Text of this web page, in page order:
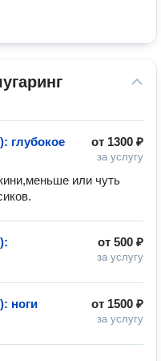
от 1300 ₽
за услугу
глубокое
или чуть
от 500 ₽
за услугу
от 1500 ₽
за услугу
ноги